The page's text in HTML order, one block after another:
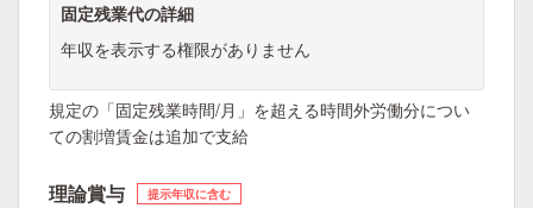
固定残業代の詳細
年収を表示する権限がありません
規定の「固定残業時間/月」を超える時間外労働分につい
ての割増賃金は追加で支給
理論賞与 提示年収に含む